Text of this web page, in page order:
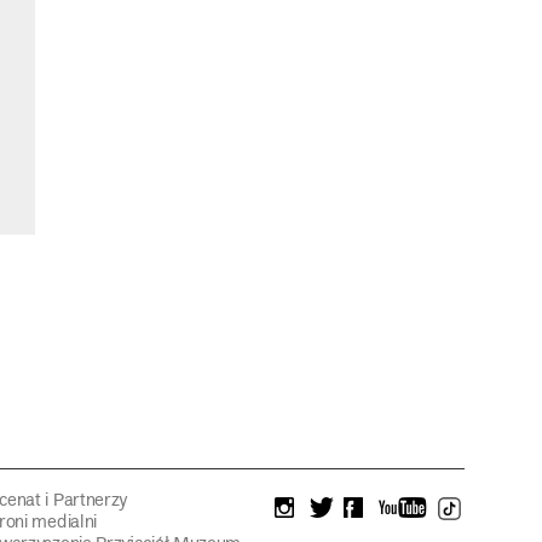
i Partnerzy
medialni instagram
twitterfacebookyoutube
tiktok